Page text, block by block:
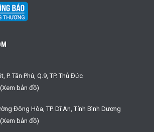
P. Tân Phú, Q.9, TP. Thủ Đức
bản đồ)
Đông Hòa, TP. Dĩ An, Tỉnh Bình Dương
bản đồ)